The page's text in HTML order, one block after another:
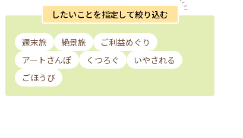
したいことを指定して絞り込む
週末旅 絶景旅
ご利益めぐり
アートさんぽ
くつろぐ
いやされる
ごほうび